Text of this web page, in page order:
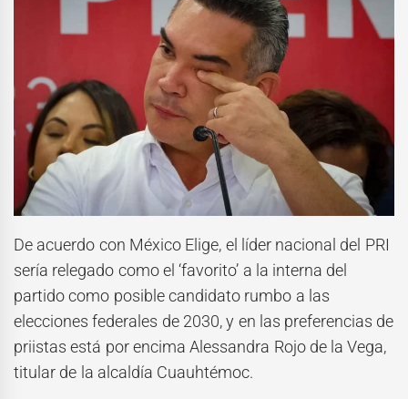
De acuerdo con México Elige, el líder nacional del PRI
sería relegado como el ‘favorito’ a la interna del
partido como posible candidato rumbo a las
elecciones federales de 2030, y en las preferencias de
priistas está por encima Alessandra Rojo de la Vega,
titular de la alcaldía Cuauhtémoc.